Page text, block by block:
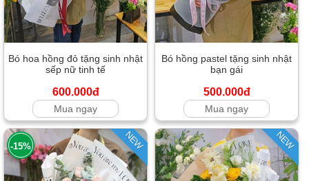
Bó hoa hồng đỏ tặng sinh nhật
sếp nữ tinh tế
600.000đ
Mua ngay
Bó hồng pastel tặng sinh nhật
bạn gái
500.000đ
Mua ngay
NEW
-15% NEW